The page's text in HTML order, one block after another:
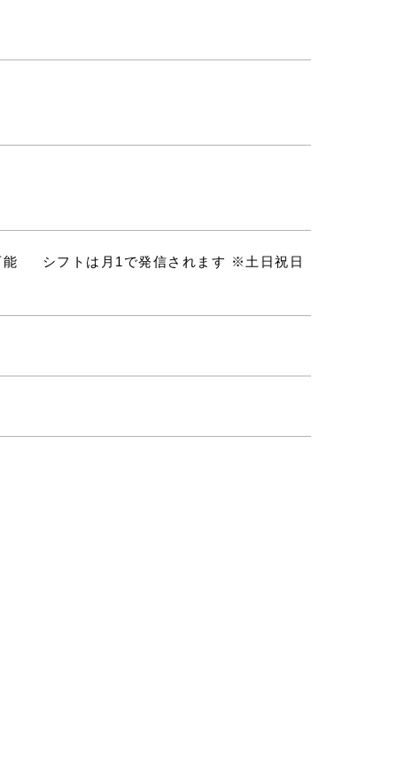
能 シフトは月1で発信されます ※土日祝日